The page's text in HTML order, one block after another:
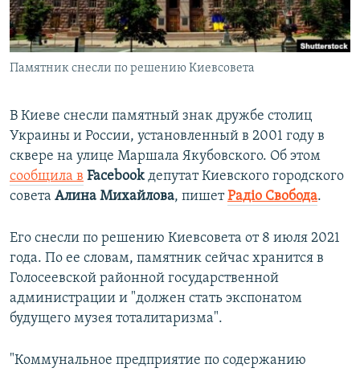
ПОБЕДИТЕЛЕЙ НЕ СУДЯТ?
КРЫМ.НЕПОКОРЕННЫЙ
ELIFBE
ПРИСОЕДИНЯЙТЕСЬ!
Все сайты RFE/RL
Памятник снесли по решению Киевсовета
В Киеве снесли памятный знак дружбе столиц
Украины и России, установленный в 2001 году в
сквере на улице Маршала Якубовского. Об этом
сообщила в Facebookдепутат Киевского городского
совета Алина Михайлова, пишетРадіо Свобода.
Его снесли по решению Киевсовета от 8 июля 2021
года. По ее словам, памятник сейчас хранится в
Голосеевской районной государственной
администрации и "должен стать экспонатом
будущего музея тоталитаризма".
"Коммунальное предприятие по содержанию